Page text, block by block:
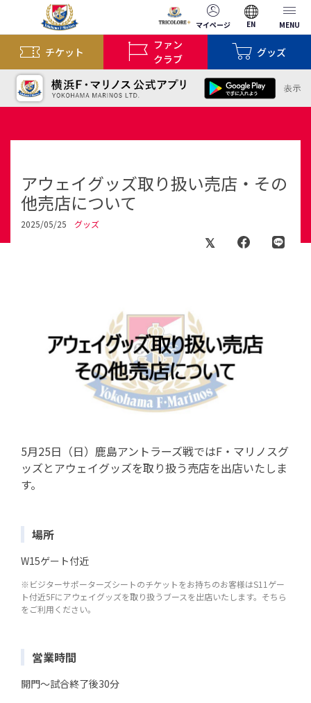
マイページ EN MENU
チケット
ファン
クラブ
グッズ
アウェイグッズ取り扱い売店・その
他売店について
2025/05/25 グッズ
5月25日（日）鹿島アントラーズ戦ではF・マリノスグ
ッズとアウェイグッズを取り扱う売店を出店いたしま
す。
場所
W15ゲート付近
※ビジターサポーターズシートのチケットをお持ちのお客様はS11ゲー
ト付近5Fにアウェイグッズを取り扱うブースを出店いたします。そちら
をご利用ください。
営業時間
開門～試合終了後30分